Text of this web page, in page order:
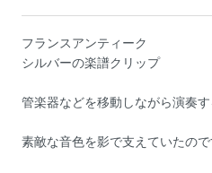
フランスアンティーク
シルバーの楽譜クリップ
管楽器などを移動しながら演奏
素敵な音色を影で支えていたので